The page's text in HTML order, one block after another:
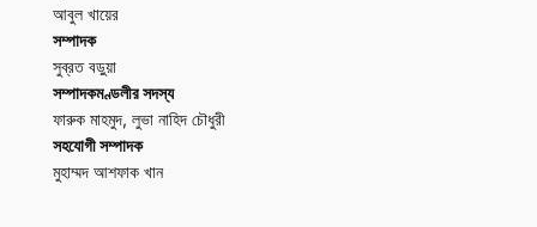
আবুল খায়ের
সম্পাদক
সুব্রত বড়ুয়া
সম্পাদকমণ্ডলীর সদস্য
ফারুক মাহমুদ, লুভা নাহিদ চৌধুরী
সহযোগী সম্পাদক
মুহাম্মদ আশফাক খান